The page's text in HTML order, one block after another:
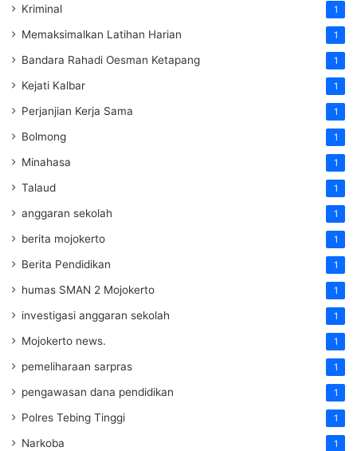
Kriminal 1
Memaksimalkan Latihan Harian 1
Bandara Rahadi Oesman Ketapang 1
Kejati Kalbar 1
Perjanjian Kerja Sama 1
Bolmong 1
Minahasa 1
Talaud 1
anggaran sekolah 1
berita mojokerto 1
Berita Pendidikan 1
humas SMAN 2 Mojokerto 1
investigasi anggaran sekolah 1
Mojokerto news. 1
pemeliharaan sarpras 1
pengawasan dana pendidikan 1
Polres Tebing Tinggi 1
Narkoba 1